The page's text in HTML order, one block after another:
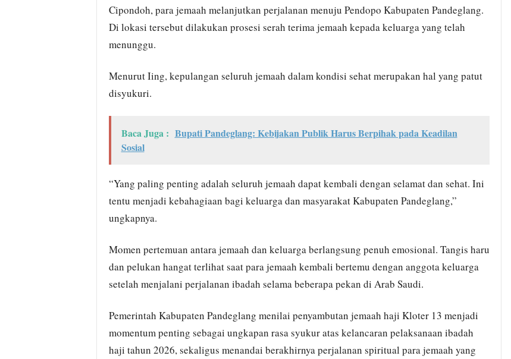
Cipondoh, para jemaah melanjutkan perjalanan menuju Pendopo Kabupaten Pandeglang.
Di lokasi tersebut dilakukan prosesi serah terima jemaah kepada keluarga yang telah
menunggu.
Menurut Iing, kepulangan seluruh jemaah dalam kondisi sehat merupakan hal yang patut
disyukuri.
Baca Juga : Bupati Pandeglang: Kebijakan Publik Harus Berpihak pada Keadilan
Sosial
“Yang paling penting adalah seluruh jemaah dapat kembali dengan selamat dan sehat. Ini
tentu menjadi kebahagiaan bagi keluarga dan masyarakat Kabupaten Pandeglang,”
ungkapnya.
Momen pertemuan antara jemaah dan keluarga berlangsung penuh emosional. Tangis haru
dan pelukan hangat terlihat saat para jemaah kembali bertemu dengan anggota keluarga
setelah menjalani perjalanan ibadah selama beberapa pekan di Arab Saudi.
Pemerintah Kabupaten Pandeglang menilai penyambutan jemaah haji Kloter 13 menjadi
momentum penting sebagai ungkapan rasa syukur atas kelancaran pelaksanaan ibadah
haji tahun 2026, sekaligus menandai berakhirnya perjalanan spiritual para jemaah yang